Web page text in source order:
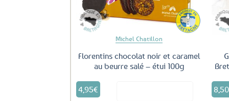
Michel Chatillon
Florentins chocolat noir et caramel
au beurre salé – étui 100g
4,95€ 8,50